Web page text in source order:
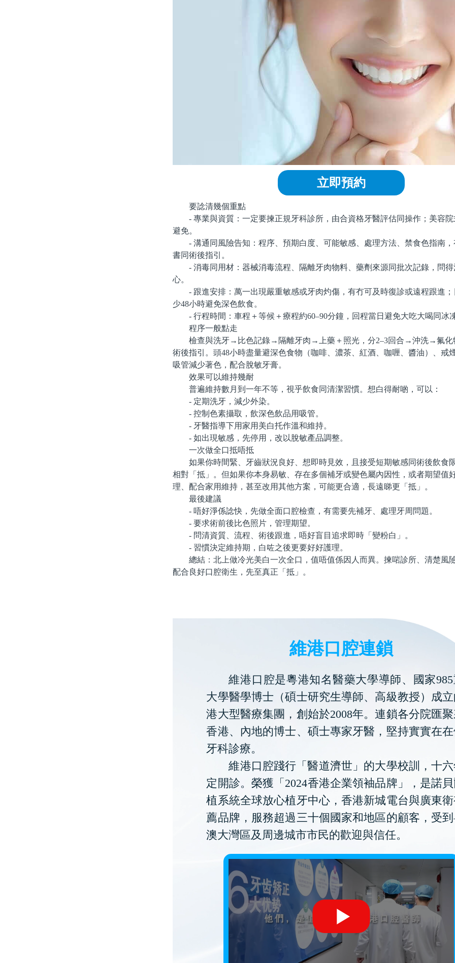
立即預約
要諗清幾個重點
- 專業與資質：一定要揀正規牙科診所，由合資格牙醫評估同操作；美容院
避免。
- 溝通同風險告知：程序、預期白度、可能敏感、處理方法、禁食色指南，
書同術後指引。
- 消毒同用材：器械消毒流程、隔離牙肉物料、藥劑來源同批次記錄，問得
心。
- 跟進安排：萬一出現嚴重敏感或牙肉灼傷，有冇可及時復診或遠程跟進；
少48小時避免深色飲食。
- 行程時間：車程＋等候＋療程約60–90分鐘，回程當日避免大吃大喝同冰
程序一般點走
檢查與洗牙→比色記錄→隔離牙肉→上藥＋照光，分2–3回合→沖洗→氟化
術後指引。頭48小時盡量避深色食物（咖啡、濃茶、紅酒、咖喱、醬油）、戒
吸管減少著色，配合脫敏牙膏。
效果可以維持幾耐
普遍維持數月到一年不等，視乎飲食同清潔習慣。想白得耐啲，可以：
- 定期洗牙，減少外染。
- 控制色素攝取，飲深色飲品用吸管。
- 牙醫指導下用家用美白托作溫和維持。
- 如出現敏感，先停用，改以脫敏產品調整。
一次做全口抵唔抵
如果你時間緊、牙齒狀況良好、想即時見效，且接受短期敏感同術後飲食
相對「抵」。但如果你本身易敏、存在多個補牙或變色屬內因性，或者期望值
理、配合家用維持，甚至改用其他方案，可能更合適，長遠睇更「抵」。
最後建議
- 唔好淨係諗快，先做全面口腔檢查，有需要先補牙、處理牙周問題。
- 要求術前後比色照片，管理期望。
- 問清資質、流程、術後跟進，唔好盲目追求即時「變粉白」。
- 習慣決定維持期，白咗之後更要好好護理。
總結：北上做冷光美白一次全口，值唔值係因人而異。揀啱診所、清楚風
配合良好口腔衛生，先至真正「抵」。
維港口腔連鎖
維港口腔是粵港知名醫藥大學導師、國家
大學醫學博士（碩士研究生導師、高級教授）成
港大型醫療集團，創始於2008年。連鎖各分院匯
香港、內地的博士、碩士專家牙醫，堅持實實在
牙科診療。
維港口腔踐行「醫道濟世」的大學校訓，十
定開診。榮獲「2024香港企業領袖品牌」，是諾
植系統全球放心植牙中心，香港新城電台與廣東
薦品牌，服務超過三十個國家和地區的顧客，受
澳大灣區及周邊城市市民的歡迎與信任。